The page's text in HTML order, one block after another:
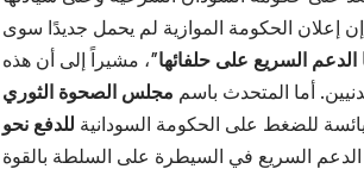
إن إعلان الحكومة الموازية لم يحمل جديدًا سوى
الدعم السريع على حلفائها”، مشيراً إلى أن هذه
أما المتحدث باسم مجلس الصحوة الثوري
للضغط على الحكومة السودانية للدفع نحو